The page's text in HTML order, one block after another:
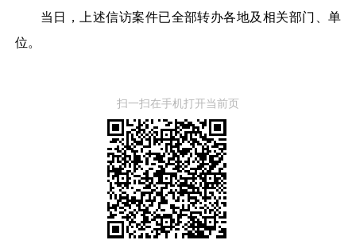
当日，上述信访案件已全部转办各地及相关部门、单
位。
扫一扫在手机打开当前页